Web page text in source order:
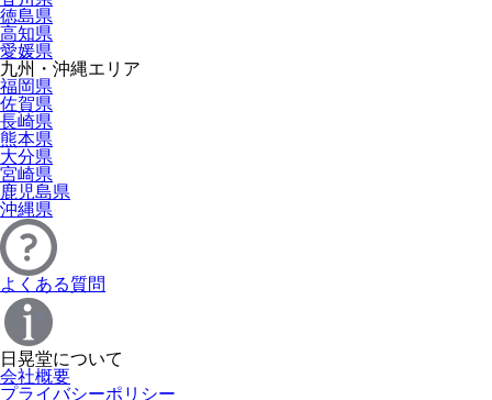
徳島県
高知県
愛媛県
九州・沖縄エリア
福岡県
佐賀県
長崎県
熊本県
大分県
宮崎県
鹿児島県
沖縄県
よくある質問
日晃堂について
会社概要
プライバシーポリシー